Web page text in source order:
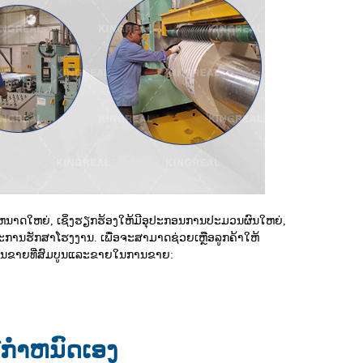
າດໃຫຍ່, ເຊິ່ງຮຽກຮ້ອງໃຫ້ມີອຸປະກອນການປະມວນຜົນໃຫຍ່,
ານຮັກສາໂຮງງານ. ເພື່ອຈະສາມາດຊ່ວຍເຫຼືອລູກຄ້າໃຫ້
ນຂາຍທີ່ສົມບູນແລະຂາຍໃນການຂາຍ:
າຫນົດເອງ